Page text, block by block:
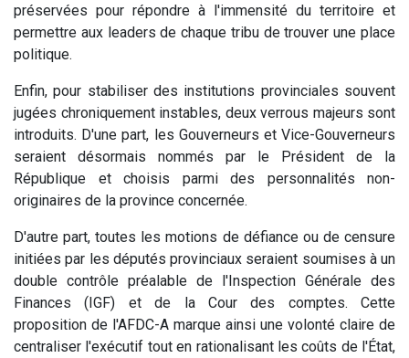
préservées pour répondre à l'immensité du territoire et
permettre aux leaders de chaque tribu de trouver une place
politique.
Enfin, pour stabiliser des institutions provinciales souvent
jugées chroniquement instables, deux verrous majeurs sont
introduits. D'une part, les Gouverneurs et Vice-Gouverneurs
seraient désormais nommés par le Président de la
République et choisis parmi des personnalités non-
originaires de la province concernée.
D'autre part, toutes les motions de défiance ou de censure
initiées par les députés provinciaux seraient soumises à un
double contrôle préalable de l'Inspection Générale des
Finances (IGF) et de la Cour des comptes. Cette
proposition de l'AFDC-A marque ainsi une volonté claire de
centraliser l'exécutif tout en rationalisant les coûts de l'État,